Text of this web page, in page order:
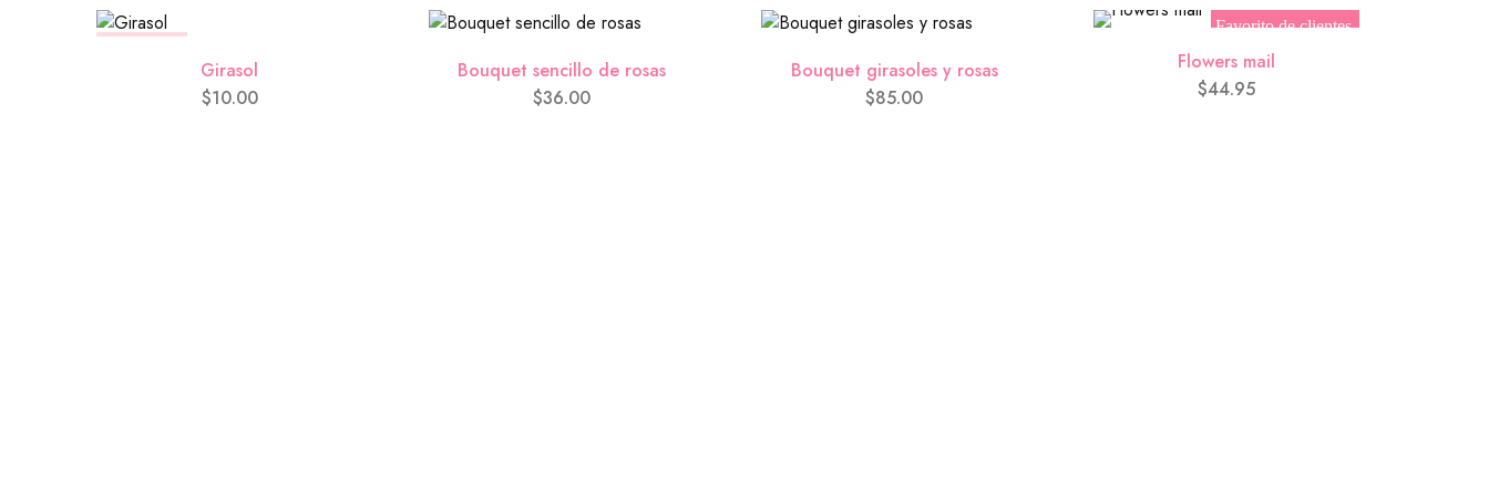
Tarjeta (GRATIS)*
Girasol
$10.00
Bouquet sencillo de rosas
$36.00
Bouquet girasoles y rosas
$85.00
Favorito de clientes
Flowers mail
$44.95